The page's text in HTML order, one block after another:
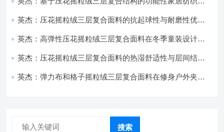
英杰：压花摇粒绒三层复合面料的抗起球性与耐磨性优化
英杰：高弹性压花摇粒绒三层复合面料在冬季童装设计中
英杰：压花摇粒绒三层复合面料的热湿舒适性与层间结合
英杰：弹力布和格子摇粒绒三层复合面料在修身户外夹克
搜索